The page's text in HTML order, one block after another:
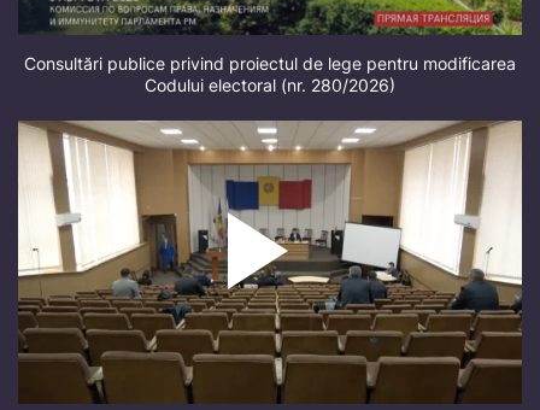
Consultări publice privind proiectul de lege pentru modificarea
Codului electoral (nr. 280/2026)